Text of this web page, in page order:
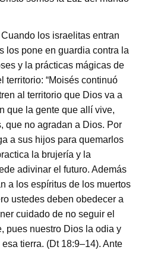
los israelitas entran
los pone en guardia contra la
y la prácticas mágicas de
territorio: “Moisés continuó
al territorio que Dios va a
que la gente que allí vive,
que no agradan a Dios. Por
a sus hijos para quemarlos
la brujería y la
adivinar el futuro. Además
a los espíritus de los muertos
ustedes deben obedecer a
cuidado de no seguir el
pues nuestro Dios la odia y
tierra. (Dt 18:9–14). Ante